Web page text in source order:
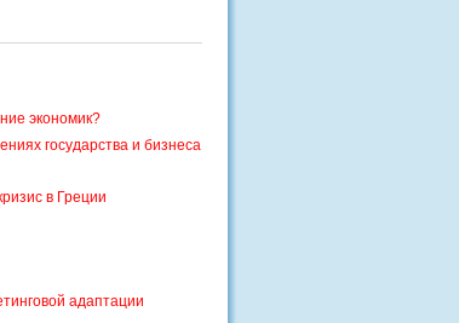
экономик?
государства и бизнеса
в Греции
адаптации